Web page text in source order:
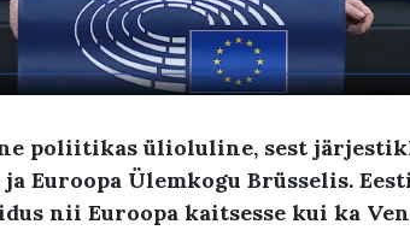
poliitikas ülioluline, sest
Euroopa Ülemkogu Brüsselis.
nii Euroopa kaitsesse kui ka